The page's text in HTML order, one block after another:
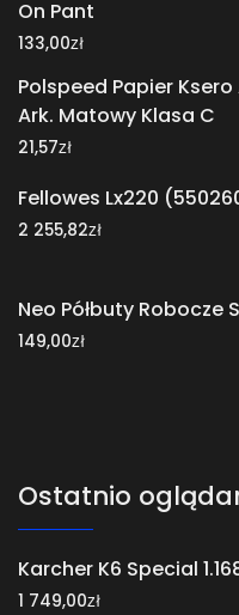
On Pant
133,00zł
Polspeed Papier
Ark. Matowy Klasa C
21,57zł
Fellowes Lx220
2 255,82zł
Neo Półbuty Robocze
149,00zł
Ostatnio
Karcher K6 Special
1 749,00zł